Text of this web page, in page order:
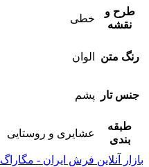
طرح و
نقشه
خطی
رنگ متن الوان
جنس تار پشم
طبقه
بندی
عشایری و روستایی
بازار آنلاین فرش ایران - مگاراگ Megarug Persian Rug Market